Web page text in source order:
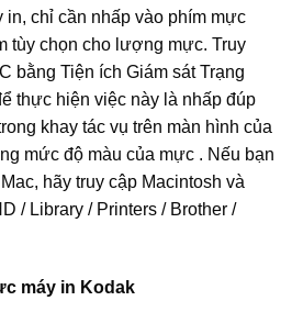
in, chỉ cần nhấp vào phím mực
tùy chọn cho lượng mực. Truy
bằng Tiện ích Giám sát Trạng
thực hiện việc này là nhấp đúp
khay tác vụ trên màn hình của
mức độ màu của mực . Nếu bạn
hãy truy cập Macintosh và
/ Library / Printers / Brother /
máy in Kodak